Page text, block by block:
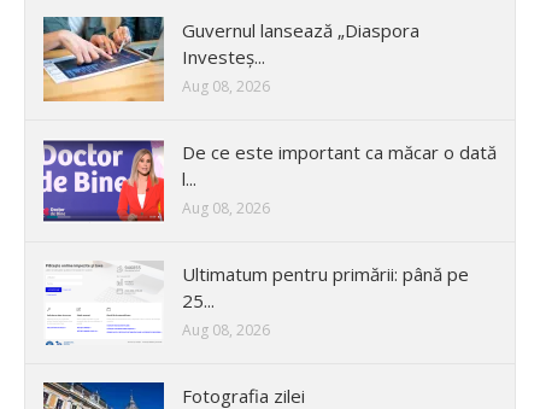
Guvernul lansează „Diaspora
Investeș...
Aug 08, 2026
De ce este important ca măcar o dată
l...
Aug 08, 2026
Ultimatum pentru primării: până pe
25...
Aug 08, 2026
Fotografia zilei